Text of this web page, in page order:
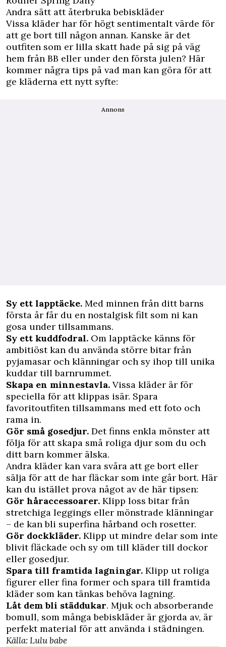
Andra sätt att återbruka bebiskläder
Vissa kläder har för högt sentimentalt värde för
att ge bort till någon annan. Kanske är det
outfiten som er lilla skatt hade på sig på väg
hem från BB eller under den första julen? Här
kommer några tips på vad man kan göra för att
ge kläderna ett nytt syfte:
Annons
Sy ett lapptäcke. Med minnen från ditt barns
första år får du en nostalgisk filt som ni kan
gosa under tillsammans.
Sy ett kuddfodral. Om lapptäcke känns för
ambitiöst kan du använda större bitar från
pyjamasar och klänningar och sy ihop till unika
kuddar till barnrummet.
Skapa en minnestavla. Vissa kläder är för
speciella för att klippas isär. Spara
favoritoutfiten tillsammans med ett foto och
rama in.
Gör små gosedjur. Det finns enkla mönster att
följa för att skapa små roliga djur som du och
ditt barn kommer älska.
Andra kläder kan vara svåra att ge bort eller
sälja för att de har fläckar som inte går bort. Här
kan du istället prova något av de här tipsen:
Gör håraccessoarer. Klipp loss bitar från
stretchiga leggings eller mönstrade klänningar
– de kan bli superfina hårband och rosetter.
Gör dockkläder. Klipp ut mindre delar som inte
blivit fläckade och sy om till kläder till dockor
eller gosedjur.
Spara till framtida lagningar. Klipp ut roliga
figurer eller fina former och spara till framtida
kläder som kan tänkas behöva lagning.
Låt dem bli städdukar. Mjuk och absorberande
bomull, som många bebiskläder är gjorda av, är
perfekt material för att använda i städningen.
Källa: Lulu babe